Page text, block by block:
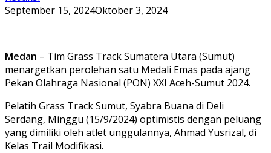
September 15, 2024Oktober 3, 2024
Medan – Tim Grass Track Sumatera Utara (Sumut)
menargetkan perolehan satu Medali Emas pada ajang
Pekan Olahraga Nasional (PON) XXI Aceh-Sumut 2024.
Pelatih Grass Track Sumut, Syabra Buana di Deli
Serdang, Minggu (15/9/2024) optimistis dengan peluang
yang dimiliki oleh atlet unggulannya, Ahmad Yusrizal, di
Kelas Trail Modifikasi.